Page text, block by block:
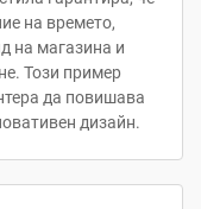
на времето,
на магазина и
Този пример
да повишава
дизайн.